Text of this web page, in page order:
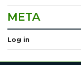
META
Log in